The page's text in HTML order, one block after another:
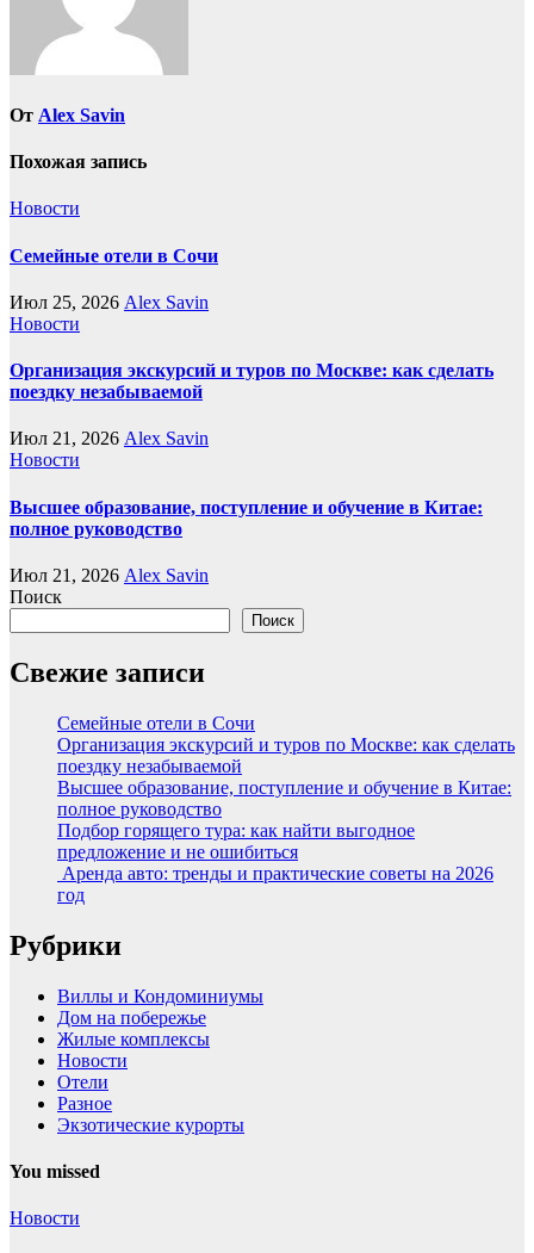
От Alex Savin
Похожая запись
Новости
Семейные отели в Сочи
Июл 25, 2026 Alex Savin
Новости
Организация экскурсий и туров по Москве: как сделать
поездку незабываемой
Июл 21, 2026 Alex Savin
Новости
Высшее образование, поступление и обучение в Китае:
полное руководство
Июл 21, 2026 Alex Savin
Поиск
Поиск
Свежие записи
Семейные отели в Сочи
Организация экскурсий и туров по Москве: как сделать
поездку незабываемой
Высшее образование, поступление и обучение в Китае:
полное руководство
Подбор горящего тура: как найти выгодное
предложение и не ошибиться
Аренда авто: тренды и практические советы на 2026
год
Рубрики
Виллы и Кондоминиумы
Дом на побережье
Жилые комплексы
Новости
Отели
Разное
Экзотические курорты
You missed
Новости